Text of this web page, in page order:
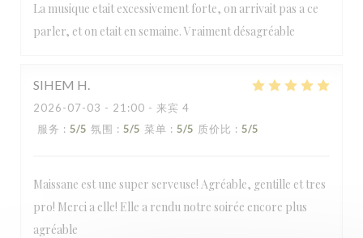
La musique etait excessivement forte, on arrivait pas a ce
parler, et on etait en semaine. Vraiment désagréable
SIHEM H
2026-07-03 - 21:00 - 来宾 4
服务 : 5/5 氛围 : 5/5 菜单 : 5/5 质价比 : 5/5
Maissane est une super serveuse! Agréable, gentille et tres
pro! Merci a elle! Elle a rendu notre soirée encore plus
agréable